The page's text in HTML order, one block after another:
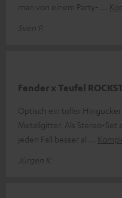
man von einem Party-
Sven P.
Fender x Teufel
Optisch ein toller
Metallgitter. Als Stereo-Set
jeden Fall besser al
Jürgen K.